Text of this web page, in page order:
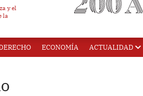
y el
la
ECONOMÍA ACTUALIDAD